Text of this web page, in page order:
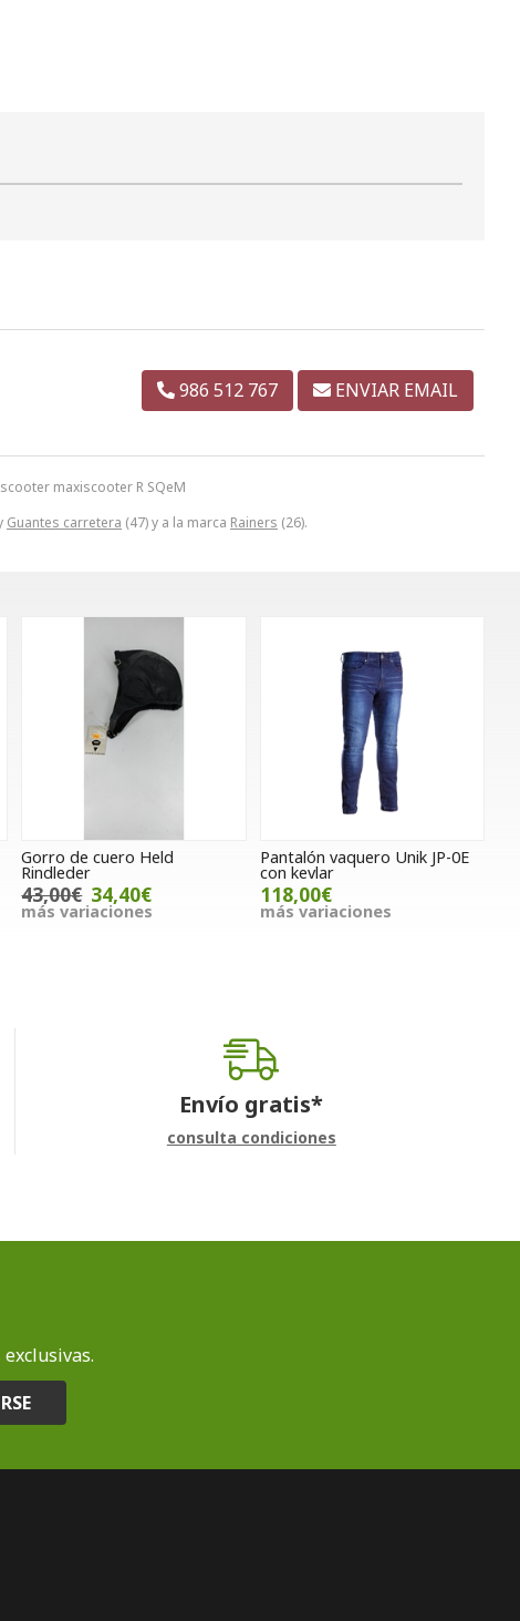
maxiscooter R SQeM
Guantes carretera (47) y a la marca Rainers (26).
986 512 767 ENVIAR EMAIL
Gorro de cuero Held
Rindleder
43,00€ 34,40€
más variaciones
Pantalón vaquero Unik JP-0E
con kevlar
118,00€
más variaciones
Envío gratis*
consulta condiciones